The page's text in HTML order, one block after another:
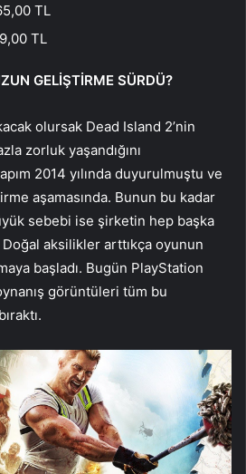
TL
TL
GELİŞTİRME SÜRDÜ?
olursak Dead Island 2’nin
zorluk yaşandığını
2014 yılında duyurulmuştu ve
aşamasında. Bunun bu kadar
sebebi ise şirketin hep başka
Doğal aksilikler arttıkça oyunun
başladı. Bugün PlayStation
görüntüleri tüm bu